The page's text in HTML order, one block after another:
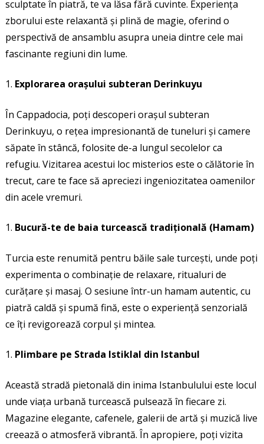
sculptate în piatră, te va lăsa fără cuvinte. Experiența
zborului este relaxantă și plină de magie, oferind o
perspectivă de ansamblu asupra uneia dintre cele mai
fascinante regiuni din lume.
Explorarea orașului subteran Derinkuyu
În Cappadocia, poți descoperi orașul subteran
Derinkuyu, o rețea impresionantă de tuneluri și camere
săpate în stâncă, folosite de-a lungul secolelor ca
refugiu. Vizitarea acestui loc misterios este o călătorie în
trecut, care te face să apreciezi ingeniozitatea oamenilor
din acele vremuri.
Bucură-te de baia turcească tradițională (Hamam)
Turcia este renumită pentru băile sale turcești, unde poți
experimenta o combinație de relaxare, ritualuri de
curățare și masaj. O sesiune într-un hamam autentic, cu
piatră caldă și spumă fină, este o experiență senzorială
ce îți revigorează corpul și mintea.
Plimbare pe Strada Istiklal din Istanbul
Această stradă pietonală din inima Istanbulului este locul
unde viața urbană turcească pulsează în fiecare zi.
Magazine elegante, cafenele, galerii de artă și muzică live
creează o atmosferă vibrantă. În apropiere, poți vizita